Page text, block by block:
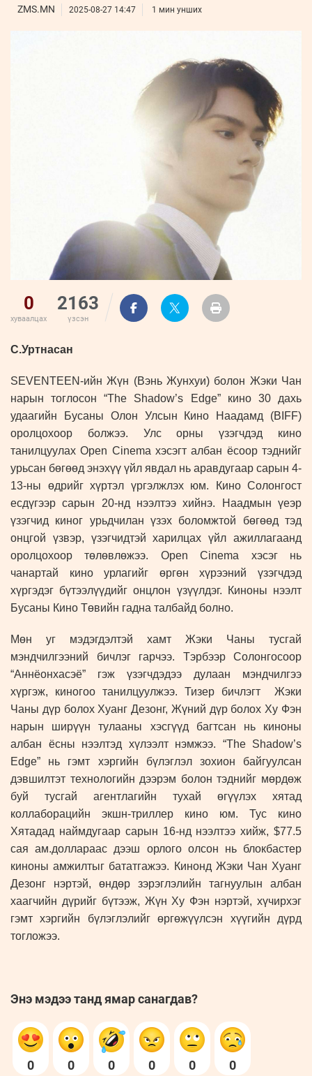
Нэвтрэх
Бизнес
ФОТО
WEEKLY
ZMS.MN 2025-08-27 14:47 1 мин унших
0
хуваалцах
2163
үзсэн
С.Уртнасан
SEVENTEEN-ийн Жүн (Вэнь Жунхуи) болон Жэки Чан
нарын тоглосон “The Shadow’s Edge” кино 30 дахь
удаагийн Бусаны Олон Улсын Кино Наадамд (BIFF)
оролцохоор болжээ. Улс орны үзэгчдэд кино
танилцуулах Open Cinema хэсэгт албан ёсоор тэднийг
урьсан бөгөөд энэхүү үйл явдал нь аравдугаар сарын 4-
13-ны өдрийг хүртэл үргэлжлэх юм. Кино Солонгост
есдүгээр сарын 20-нд нээлтээ хийнэ. Наадмын үеэр
үзэгчид киног урьдчилан үзэх боломжтой бөгөөд тэд
онцгой үзвэр, үзэгчидтэй харилцах үйл ажиллагаанд
оролцохоор төлөвлөжээ. Open Cinema хэсэг нь
чанартай кино урлагийг өргөн хүрээний үзэгчдэд
хүргэдэг бүтээлүүдийг онцлон үзүүлдэг. Киноны нээлт
Бусаны Кино Төвийн гадна талбайд болно.
Мөн уг мэдэгдэлтэй хамт Жэки Чаны тусгай
мэндчилгээний бичлэг гарчээ. Тэрбээр Солонгосоор
“Аннёонхасэё” гэж үзэгчдэдээ дулаан мэндчилгээ
хүргэж, киногоо танилцуулжээ. Тизер бичлэгт Жэки
Чаны дүр болох Хуанг Дезонг, Жүний дүр болох Ху Фэн
нарын ширүүн тулааны хэсгүүд багтсан нь киноны
албан ёсны нээлтэд хүлээлт нэмжээ. “The Shadow’s
Edge” нь гэмт хэргийн бүлэглэл зохион байгуулсан
дэвшилтэт технологийн дээрэм болон тэднийг мөрдөж
буй тусгай агентлагийн тухай өгүүлэх хятад
коллаборацийн экшн-триллер кино юм. Тус кино
Хятадад наймдугаар сарын 16-нд нээлтээ хийж, $77.5
сая ам.доллараас дээш орлого олсон нь блокбастер
киноны амжилтыг бататгажээ. Кинонд Жэки Чан Хуанг
Дезонг нэртэй, өндөр зэрэглэлийн тагнуулын албан
хаагчийн дүрийг бүтээж, Жүн Ху Фэн нэртэй, хүчирхэг
гэмт хэргийн бүлэглэлийг өргөжүүлсэн хүүгийн дүрд
тогложээ.
Энэ мэдээ танд ямар санагдав?
0 0 0 0 0 0